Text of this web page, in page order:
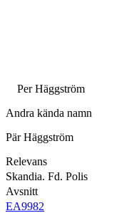
Per Häggström
Andra kända namn
Pär Häggström
Relevans
Skandia. Fd. Polis
Avsnitt
EA9982